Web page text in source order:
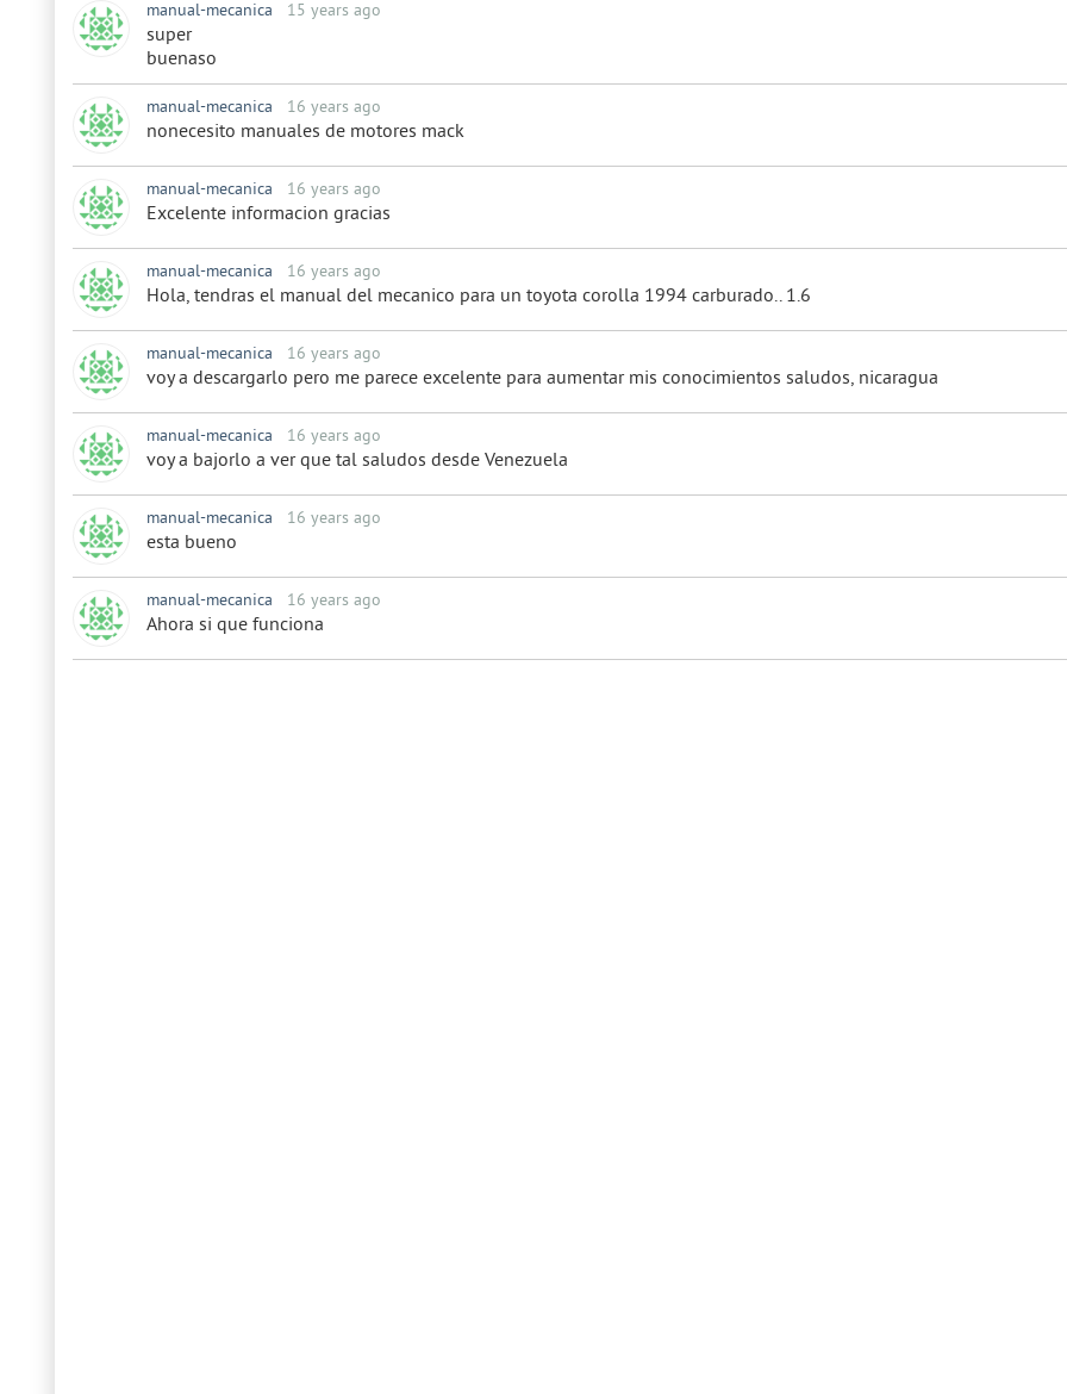
manual-mecanica 15 years ago
super
buenaso
manual-mecanica 16 years ago
nonecesito manuales de motores mack
manual-mecanica 16 years ago
Excelente informacion gracias
manual-mecanica 16 years ago
Hola, tendras el manual del mecanico para un toyota corolla 1994 carburado.. 1.6
manual-mecanica 16 years ago
voy a descargarlo pero me parece excelente para aumentar mis conocimientos saludos, nicaragua
manual-mecanica 16 years ago
voy a bajorlo a ver que tal saludos desde Venezuela
manual-mecanica 16 years ago
esta bueno
manual-mecanica 16 years ago
Ahora si que funciona